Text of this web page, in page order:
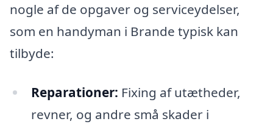
nogle af de opgaver og serviceydelser,
som en handyman i Brande typisk kan
tilbyde:
Reparationer: Fixing af utætheder,
revner, og andre små skader i